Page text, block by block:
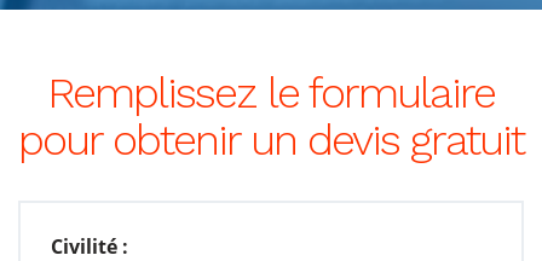
Remplissez le formulaire
pour obtenir un devis gratuit
Civilité :